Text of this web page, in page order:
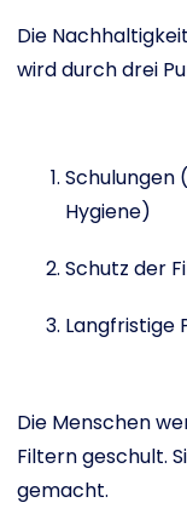
Die
wird durch drei
Schulungen
Hygiene)
Schutz der
Langfristige
Die Menschen
Filtern geschult.
gemacht.